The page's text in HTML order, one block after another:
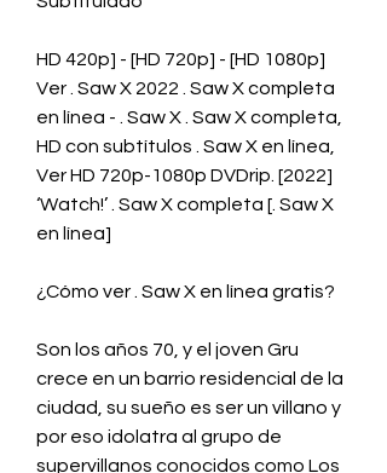
HD 420p] - [HD 720p] - [HD 1080p]
Ver . Saw X 2022 . Saw X completa
en línea - . Saw X . Saw X completa,
HD con subtítulos . Saw X en línea,
Ver HD 720p-1080p DVDrip. [2022]
‘Watch!’ . Saw X completa [. Saw X
en línea]
¿Cómo ver . Saw X en línea gratis?
Son los años 70, y el joven Gru
crece en un barrio residencial de la
ciudad, su sueño es ser un villano y
por eso idolatra al grupo de
supervillanos conocidos como Los